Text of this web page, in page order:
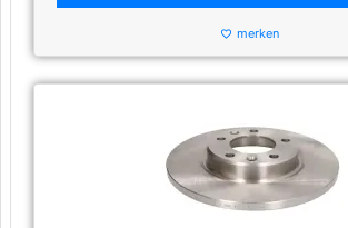
favorite_border merken